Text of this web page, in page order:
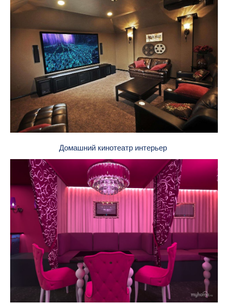
Домашний кинотеатр интерьер